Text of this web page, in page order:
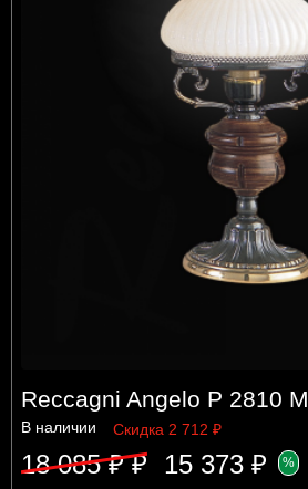
Reccagni Angelo P 2810 M
В наличии Скидка 2 712 ₽
18 085 ₽ ₽ 15 373 ₽ %